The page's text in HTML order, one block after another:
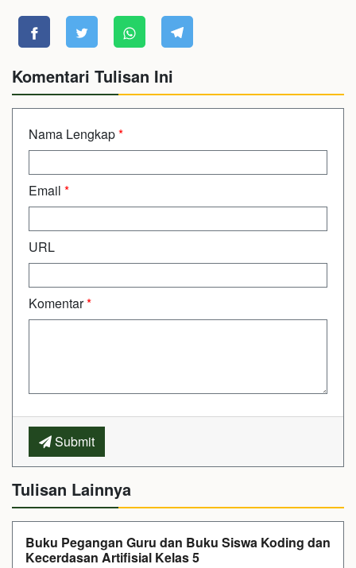
Komentari Tulisan Ini
Nama Lengkap*
Email *
URL
Komentar*
Submit
Tulisan Lainnya
Buku Pegangan Guru dan Buku Siswa Koding dan
Kecerdasan Artifisial Kelas 5